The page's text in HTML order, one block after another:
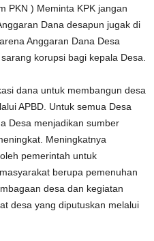
PKN ) Meminta KPK jangan
Dana desapun jugak di
Anggaran Dana Desa
korupsi bagi kepala Desa.
dana untuk membangun desa
APBD. Untuk semua Desa
Desa menjadikan sumber
Meningkatnya
pemerintah untuk
berupa pemenuhan
desa dan kegiatan
desa yang diputuskan melalui